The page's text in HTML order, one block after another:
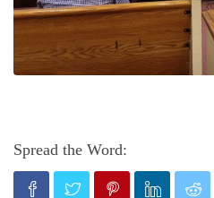
Spread the Word: